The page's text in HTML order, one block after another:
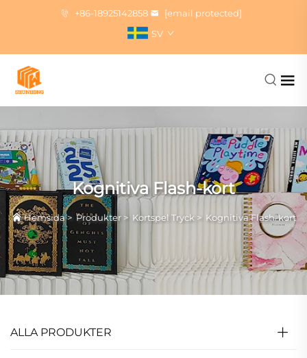
+86-18925142858
[email protected]
SV
Kognitiva Flash-kort
Hemsida> Produkter> Kortspel Tryck> Kognitiva Flash-kort
ALLA PRODUKTER